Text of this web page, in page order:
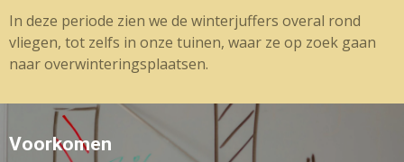
In deze periode zien we de winterjuffers overal rond
vliegen, tot zelfs in onze tuinen, waar ze op zoek gaan
naar overwinteringsplaatsen.
Voorkomen